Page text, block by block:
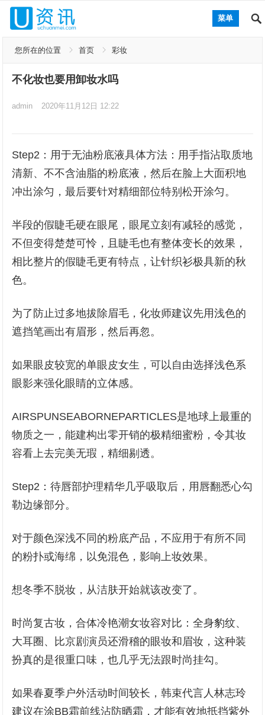
菜单
您所在的位置 首页 彩妆
不化妆也要用卸妆水吗
admin 2020年11月12日 12:22
Step2：用于无油粉底液具体方法：用手指沾取质地
清新、不不含油脂的粉底液，然后在脸上大面积地
冲出涂匀，最后要针对精细部位特别松开涂匀。
半段的假睫毛硬在眼尾，眼尾立刻有减轻的感觉，
不但变得楚楚可怜，且睫毛也有整体变长的效果，
相比整片的假睫毛更有特点，让针织衫极具新的秋
色。
为了防止过多地拔除眉毛，化妆师建议先用浅色的
遮挡笔画出有眉形，然后再忽。
如果眼皮较宽的单眼皮女生，可以自由选择浅色系
眼影来强化眼睛的立体感。
AIRSPUNSEABORNEPARTICLES是地球上最重的
物质之一，能建构出零开销的极精细蜜粉，令其妆
容看上去完美无瑕，精细剔透。
Step2：待唇部护理精华几乎吸取后，用唇翻悉心勾
勒边缘部分。
对于颜色深浅不同的粉底产品，不应用于有所不同
的粉扑或海绵，以免混色，影响上妆效果。
想冬季不脱妆，从洁肤开始就该改变了。
时尚复古妆，合体冷艳潮女妆容对比：全身豹纹、
大耳圈、比京剧演员还滑稽的眼妆和眉妆，这种装
扮真的是很重口味，也几乎无法跟时尚挂勾。
如果春夏季户外活动时间较长，韩束代言人林志玲
建议在涂BB霜前线沾防晒霜，才能有效地抵挡紫外